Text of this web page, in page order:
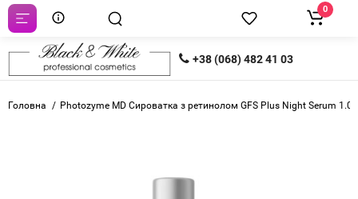
+38 (068) 482 41 03
0
Головна Photozyme MD Сироватка з ретинолом GFS Plus Night Serum